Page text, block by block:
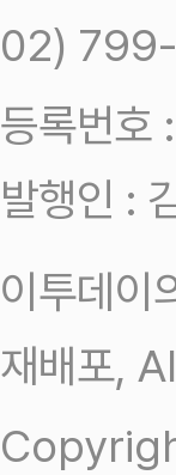
02)
등록번
발행인 :
이투데이
재배포,